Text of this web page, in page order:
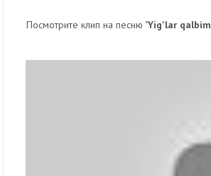
Посмотрите клип на песню "Yig'lar qalbim